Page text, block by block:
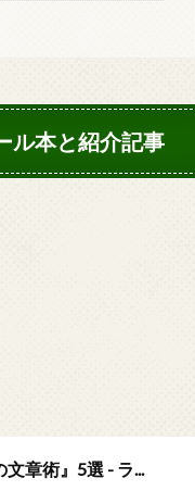
ル本と紹介記事
章術』5選 - ラ...